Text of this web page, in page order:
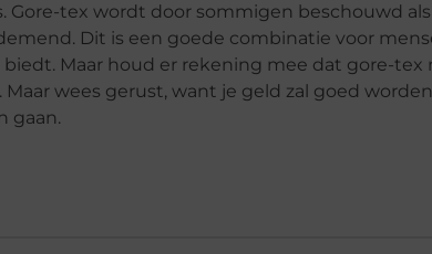
tex wordt door sommigen beschouwd
Dit is een goede combinatie voor
Maar houd er rekening mee dat gore-tex
wees gerust, want je geld zal goed
gaan.